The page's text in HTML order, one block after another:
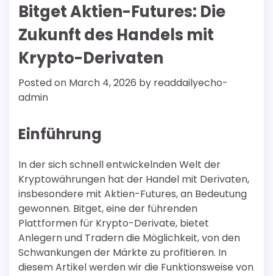
Bitget Aktien-Futures: Die
Zukunft des Handels mit
Krypto-Derivaten
Posted on March 4, 2026 by readdailyecho-
admin
Einführung
In der sich schnell entwickelnden Welt der
Kryptowährungen hat der Handel mit Derivaten,
insbesondere mit Aktien-Futures, an Bedeutung
gewonnen. Bitget, eine der führenden
Plattformen für Krypto-Derivate, bietet
Anlegern und Tradern die Möglichkeit, von den
Schwankungen der Märkte zu profitieren. In
diesem Artikel werden wir die Funktionsweise von